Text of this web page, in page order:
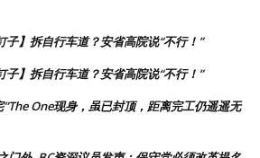
子】拆自行车道？安省高院说“不行！”
子】拆自行车道？安省高院说“不行！”
”The One现身，虽已封顶，距离完工仍遥遥无